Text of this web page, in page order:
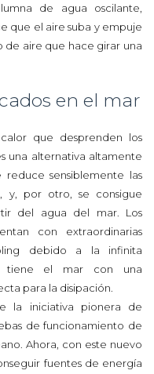
de agua oscilante,
que el aire suba y empuje
de aire que hace girar una
en el mar
que desprenden los
una alternativa altamente
sensiblemente las
y, por otro, se consigue
del agua del mar. Los
con extraordinarias
debido a la infinita
tiene el mar con una
para la disipación.
la iniciativa pionera de
de funcionamiento de
Ahora, con este nuevo
fuentes de energía